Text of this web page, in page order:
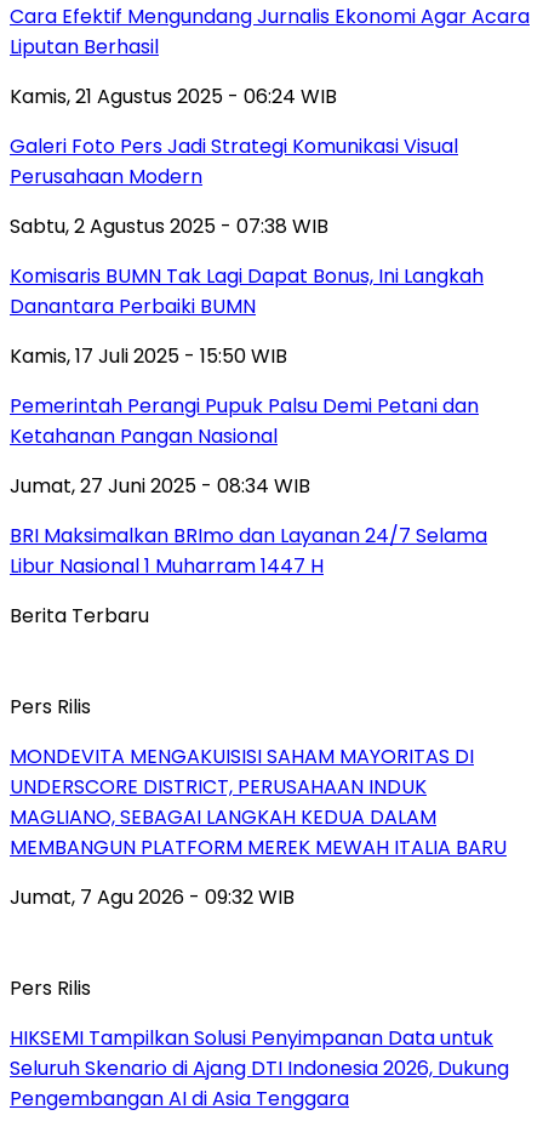
Cara Efektif Mengundang Jurnalis Ekonomi Agar Acara
Liputan Berhasil
Kamis, 21 Agustus 2025 - 06:24 WIB
Galeri Foto Pers Jadi Strategi Komunikasi Visual
Perusahaan Modern
Sabtu, 2 Agustus 2025 - 07:38 WIB
Komisaris BUMN Tak Lagi Dapat Bonus, Ini Langkah
Danantara Perbaiki BUMN
Kamis, 17 Juli 2025 - 15:50 WIB
Pemerintah Perangi Pupuk Palsu Demi Petani dan
Ketahanan Pangan Nasional
Jumat, 27 Juni 2025 - 08:34 WIB
BRI Maksimalkan BRImo dan Layanan 24/7 Selama
Libur Nasional 1 Muharram 1447 H
Berita Terbaru
Pers Rilis
MONDEVITA MENGAKUISISI SAHAM MAYORITAS DI
UNDERSCORE DISTRICT, PERUSAHAAN INDUK
MAGLIANO, SEBAGAI LANGKAH KEDUA DALAM
MEMBANGUN PLATFORM MEREK MEWAH ITALIA BARU
Jumat, 7 Agu 2026 - 09:32 WIB
Pers Rilis
HIKSEMI Tampilkan Solusi Penyimpanan Data untuk
Seluruh Skenario di Ajang DTI Indonesia 2026, Dukung
Pengembangan AI di Asia Tenggara